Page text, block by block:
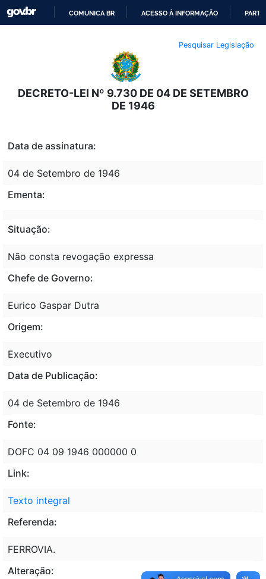
O
CONTEÚDO
COMUNICA BR ACESSO À INFORMAÇÃO
Pesquisar Legislação
DECRETO-LEI Nº 9.730 DE 04 DE SETEMBRO
DE 1946
Data de assinatura:
04 de Setembro de 1946
Ementa:
Situação:
Não consta revogação expressa
Chefe de Governo:
Eurico Gaspar Dutra
Origem:
Executivo
Data de Publicação:
04 de Setembro de 1946
Fonte:
DOFC 04 09 1946 000000 0
Link:
Texto integral
Referenda:
FERROVIA.
Alteração: